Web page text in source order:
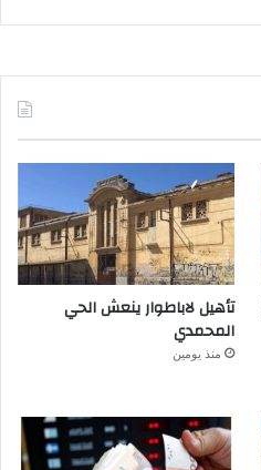
تأهيل لاباطوار ينعش الحي
المحمدي
منذ يومين